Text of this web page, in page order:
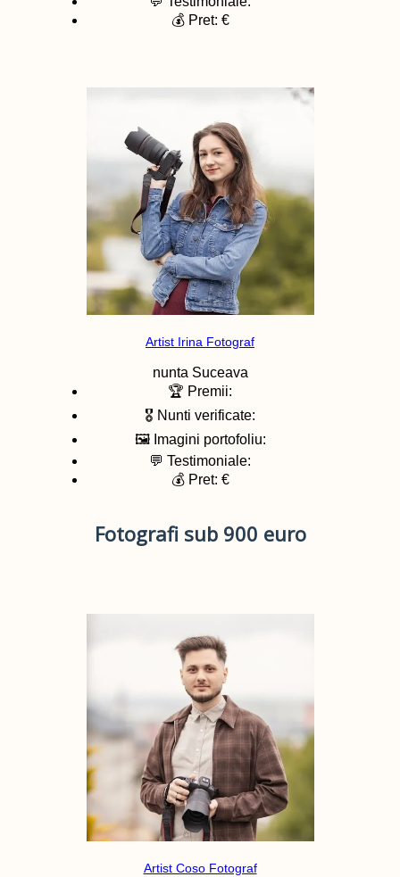
💰 Pret: €
Artist Irina Fotograf
nunta Suceava
🏆 Premii:
🎖️ Nunti verificate:
🖼️ Imagini portofoliu:
💬 Testimoniale:
💰 Pret: €
Fotografi sub 900 euro
Artist Coso Fotograf